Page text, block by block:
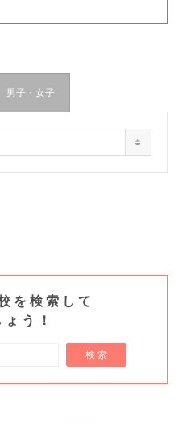
男子・女子
を検索して
う！
検 索